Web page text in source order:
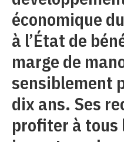
économique
à l’État de
marge de
sensiblement
dix ans. Ses
profiter à